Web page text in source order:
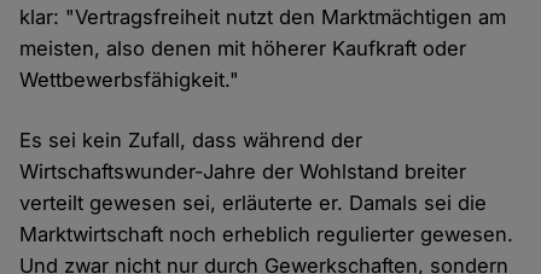
klar: "Vertragsfreiheit nutzt den Marktmächtigen am
meisten, also denen mit höherer Kaufkraft oder
Wettbewerbsfähigkeit."
Es sei kein Zufall, dass während der
Wirtschaftswunder-Jahre der Wohlstand breiter
verteilt gewesen sei, erläuterte er. Damals sei die
Marktwirtschaft noch erheblich regulierter gewesen.
Und zwar nicht nur durch Gewerkschaften, sondern